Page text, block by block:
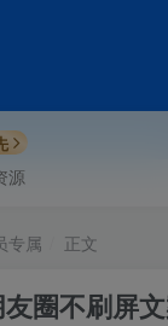
源
专属 正文
友圈不刷屏